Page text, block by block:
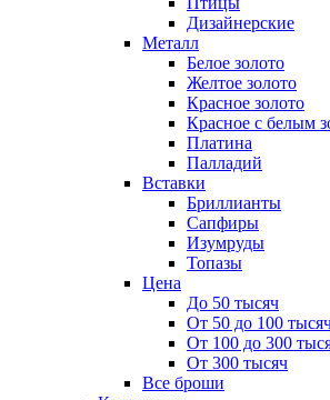
Дизайнерские
Металл
Белое золото
Желтое золото
Красное золото
Красное с белым
Платина
Палладий
Вставки
Бриллианты
Сапфиры
Изумруды
Топазы
Цена
До 50 тысяч
От 50 до 100
От 100 до 300
От 300 тысяч
Все броши